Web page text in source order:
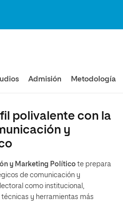
Admisión Metodología
polivalente con la
y
y Marketing Político te prepara
de comunicación y
como institucional,
y herramientas más